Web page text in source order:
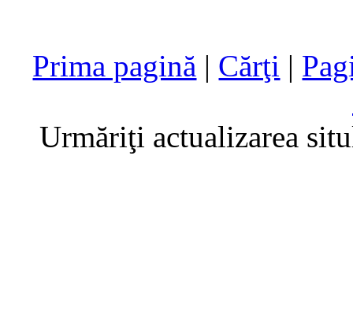
Prima pagină | Cărţi |
Urmăriţi actualizarea